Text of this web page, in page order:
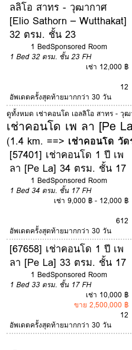
ลลิโอ สาทร - วุฒากาศ
[Elio Sathorn – Wutthakat]
32 ตรม. ชั้น 23
1 BedSponsored Room
1 Bed 32 ตรม. ชั้น 23 FH
เช่า 12,000 ฿
12
อัพเดตครั้งสุดท้ายมากกว่า 30 วัน
ดูทั้งหมด เช่าคอนโด เอลลิโอ สาทร - วุ
เช่าคอนโด เพ ลา [Pe
(1.4 km. ==> เช่าคอนโด วั
[57401] เช่าคอนโด 1 ปี เพ
ลา [Pe La] 34 ตรม. ชั้น 17
1 BedSponsored Room
1 Bed 34 ตรม. ชั้น 17 FH
เช่า 9,000 ฿ - 12,000 ฿
612
อัพเดตครั้งสุดท้ายมากกว่า 30 วัน
[67658] เช่าคอนโด 1 ปี เพ
ลา [Pe La] 33 ตรม. ชั้น 17
1 BedSponsored Room
1 Bed 33 ตรม. ชั้น 17 FH
เช่า 10,000 ฿
ขาย 2,500,000 ฿
12
อัพเดตครั้งสุดท้ายมากกว่า 30 วัน